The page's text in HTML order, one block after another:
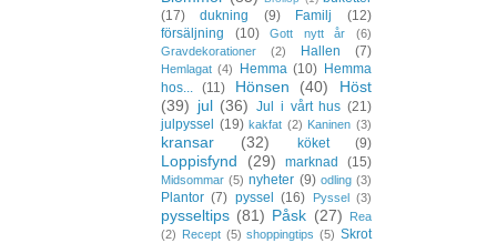
(17)
dukning (9) Familj
(12)
försäljning
(10) Gott nytt år
(6)
Gravdekorationer
(2) Hallen (7)
Hemlagat (4) Hemma (10) Hemma
hos...
(11) Hönsen (40)
Höst
(39) jul (36) Jul i vårt hus (21)
julpyssel
(19) kakfat (2) Kaninen (3)
kransar (32) köket (9)
Loppisfynd (29) marknad (15)
Midsommar (5) nyheter (9) odling (3)
Plantor (7) pyssel (16) Pyssel (3)
pysseltips (81) Påsk (27)
Rea
(2) Recept (5) shoppingtips (5) Skrot